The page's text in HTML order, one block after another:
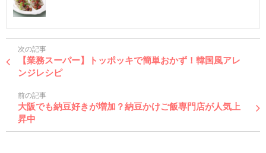
次の記事
【業務スーパー】トッポッキで簡単おかず！韓国風アレ
ンジレシピ
前の記事
大阪でも納豆好きが増加？納豆かけご飯専門店が人気上
昇中